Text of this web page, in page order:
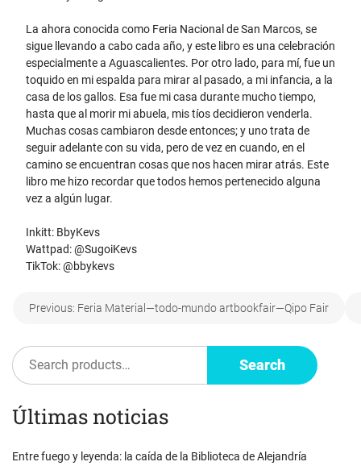
La ahora conocida como Feria Nacional de San Marcos, se
sigue llevando a cabo cada año, y este libro es una celebración
especialmente a Aguascalientes. Por otro lado, para mí, fue un
toquido en mi espalda para mirar al pasado, a mi infancia, a la
casa de los gallos. Esa fue mi casa durante mucho tiempo,
hasta que al morir mi abuela, mis tíos decidieron venderla.
Muchas cosas cambiaron desde entonces; y uno trata de
seguir adelante con su vida, pero de vez en cuando, en el
camino se encuentran cosas que nos hacen mirar atrás. Este
libro me hizo recordar que todos hemos pertenecido alguna
vez a algún lugar.
Inkitt: BbyKevs
Wattpad: @SugoiKevs
TikTok: @bbykevs
Navegación
entradas
Previous: Feria Material—todo-mundo artbookfair—Qipo Fair
Buscar
Search
Últimas noticias
Entre fuego y leyenda: la caída de la Biblioteca de Alejandría